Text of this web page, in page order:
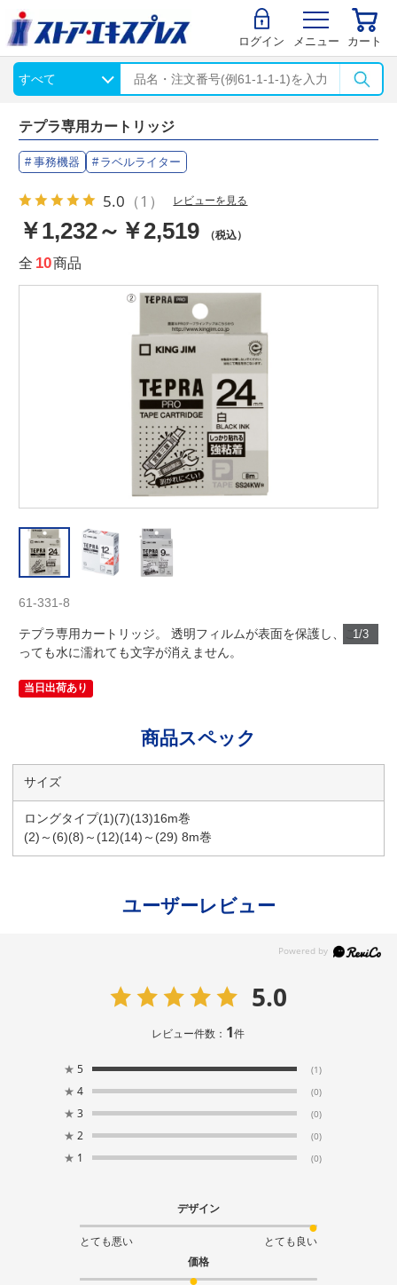
ログイン メニュー カート
テプラ専用カートリッジ
事務機器 ラベルライター
5.0 （1） レビューを見る
￥1,232～￥2,519 （税込）
全 10商品
1/3
61-331-8
テプラ専用カートリッジ。 透明フィルムが表面を保護し、こす
っても水に濡れても文字が消えません。
当日出荷あり
商品スペック
サイズ
ロングタイプ(1)(7)(13)16m巻
(2)～(6)(8)～(12)(14)～(29) 8m巻
ユーザーレビュー
5.0
レビュー件数： 1件
★ 5 (1)
★ 4 (0)
★ 3 (0)
★ 2 (0)
★ 1 (0)
デザイン
とても悪い
とても良い
価格